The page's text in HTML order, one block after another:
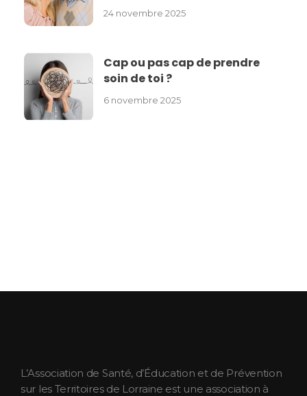
24 novembre 2025
Cap ou pas cap de prendre
soin de toi ?
6 novembre 2025
L’Association de Santé, d’Éducation et de Prévention
sur les Territoires de Lorraine est une association à